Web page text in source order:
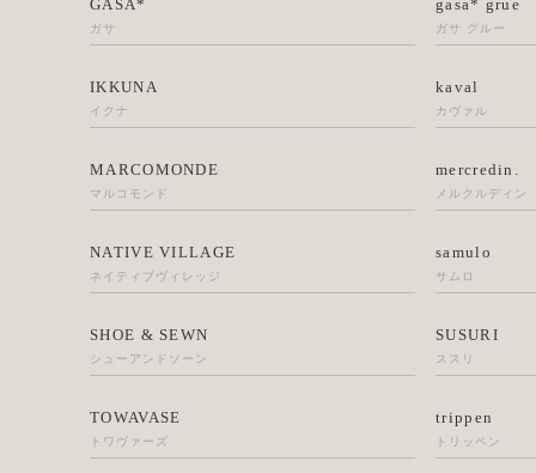
GASA*
ガサ
gasa* grue
ガサ グルー
IKKUNA
イクナ
kaval
カヴァル
MARCOMONDE
マルコモンド
mercredin.
メルクルディン
NATIVE VILLAGE
ネイティブヴィレッジ
samulo
サムロ
SHOE & SEWN
シューアンドソーン
SUSURI
ススリ
TOWAVASE
トワヴァーズ
trippen
トリッペン